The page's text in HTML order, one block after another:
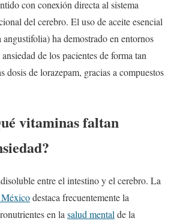
con conexión directa al sistema
del cerebro. El uso de aceite esencial
ha demostrado en entornos
de los pacientes de forma tan
dosis de lorazepam, gracias a compuestos
vitaminas faltan
entre el intestino y el cerebro. La
Méxicodestaca frecuentemente la
en la salud mental de la